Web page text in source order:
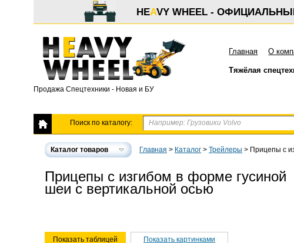
HEAVY WHEEL -
Продажа Спецтехники - Новая и БУ
Главная О
Тяжёлая
Поиск по каталогу:
Каталог товаров Главная > Каталог > Трейлеры > Прицепы с
Прицепы с изгибом в форме гусиной
шеи с вертикальной осью
Показать таблицей Показать картинками